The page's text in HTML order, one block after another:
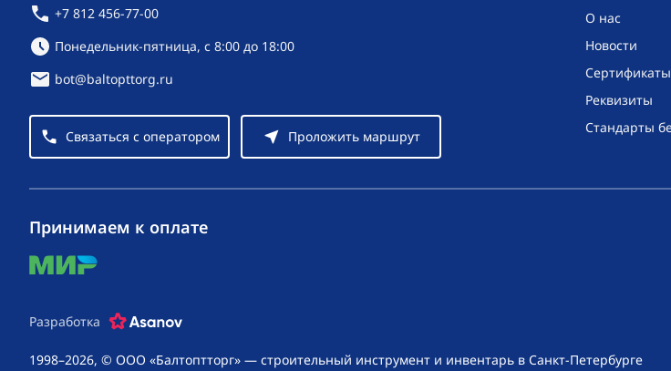
О нас
Новости
Сертификаты
Реквизиты
Стандарты
+7 812 456-77-00
Режим работы:
Понедельник-пятница, с 8:00 до 18:00
bot@baltopttorg.ru
Связаться с оператором Проложить маршрут
1998–2026, © ООО «Балтоптторг» — строительный инструмент и инвентарь в Санкт-Петербурге
Принимаем к оплате
mir
Разработка